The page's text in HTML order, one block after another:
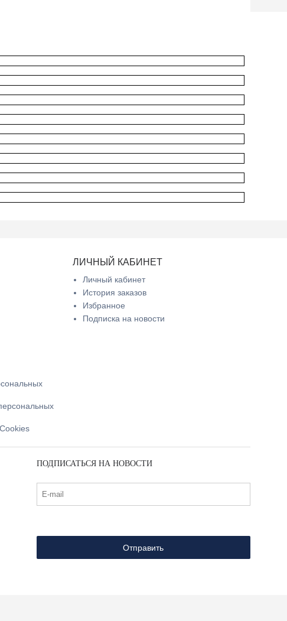
ЛИЧНЫЙ КАБИНЕТ
Личный кабинет
История заказов
Избранное
Подписка на новости
ПОДПИСАТЬСЯ НА НОВОСТИ
Отправить